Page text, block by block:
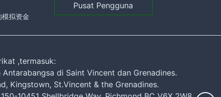
拟资金
Pusat Pengguna
,termasuk:
di Saint Vincent dan Grenadines.
Kingstown, St.Vincent & the Grenadines.